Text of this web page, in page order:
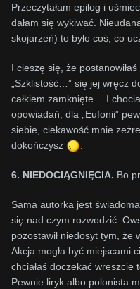
Przeczytałam epilog i
dałam się wykiwać.
skojarzeń) to było coś, co
I cieszę się, że
„Szklistość…” się jej wręcz
całkiem zamknięte… I
opowiadań, dla „Eufonii”
siebie, ciekawość mnie
dokończysz
6. NIEDOCIĄGNIĘCIA. Bo
Sama autorka jest
się nad czym rozwodzić.
pozostawił niedosyt tym, że
Akcja mogła być miejscami
chciałaś doczekać wreszcie
Pewnie liryk albo polonista